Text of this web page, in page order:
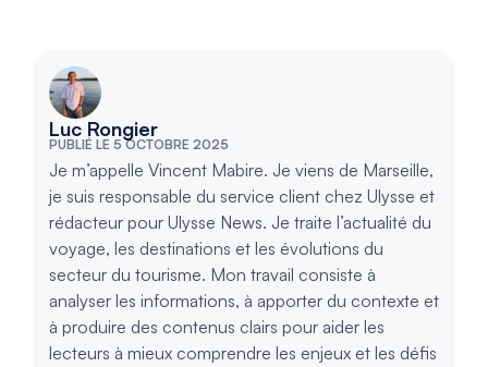
Luc Rongier
PUBLIÉ LE 5 OCTOBRE 2025
Je m’appelle Vincent Mabire. Je viens de Marseille,
je suis responsable du service client chez Ulysse et
rédacteur pour Ulysse News. Je traite l’actualité du
voyage, les destinations et les évolutions du
secteur du tourisme. Mon travail consiste à
analyser les informations, à apporter du contexte et
à produire des contenus clairs pour aider les
lecteurs à mieux comprendre les enjeux et les défis